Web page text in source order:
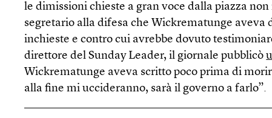
le dimissioni chieste a gran voce dalla piazza
segretario alla difesa che Wickrematunge aveva
inchieste e contro cui avrebbe dovuto
direttore del Sunday Leader, il giornale pubblicò
Wickrematunge aveva scritto poco prima di
alla fine mi uccideranno, sarà il governo a farlo”.